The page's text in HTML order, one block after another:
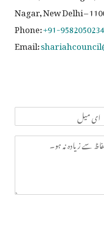
Nagar, New Delhi –
Phone:+91-9582050234
Email: